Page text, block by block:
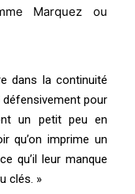
Marquez ou
dans la continuité
défensivement pour
un petit peu en
qu’on imprime un
qu’il leur manque
clés. »